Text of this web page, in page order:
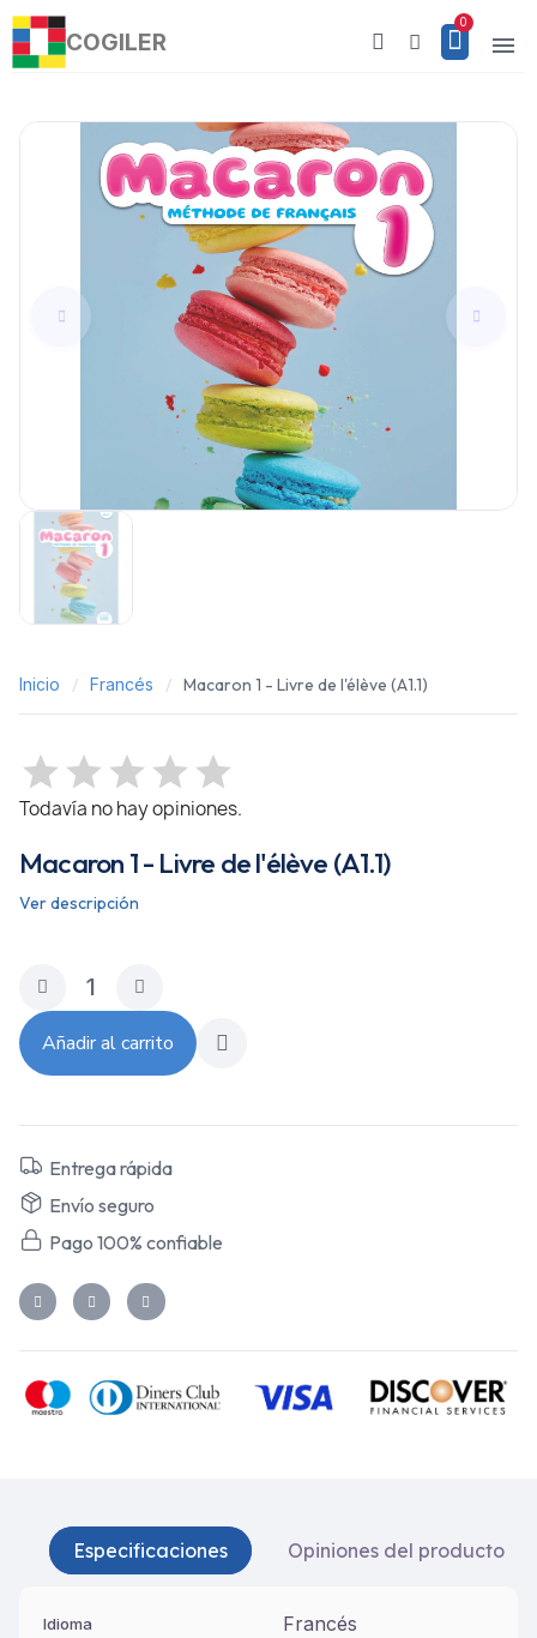
COGILER
Inicio Francés Macaron 1 - Livre de l'élève (A1.1)
Todavía no hay opiniones.
Macaron 1 - Livre de l'élève (A1.1)
Ver descripción
Añadir al carrito
Entrega rápida
Envío seguro
Pago 100% confiable
Especificaciones Opiniones del producto
Idioma Francés